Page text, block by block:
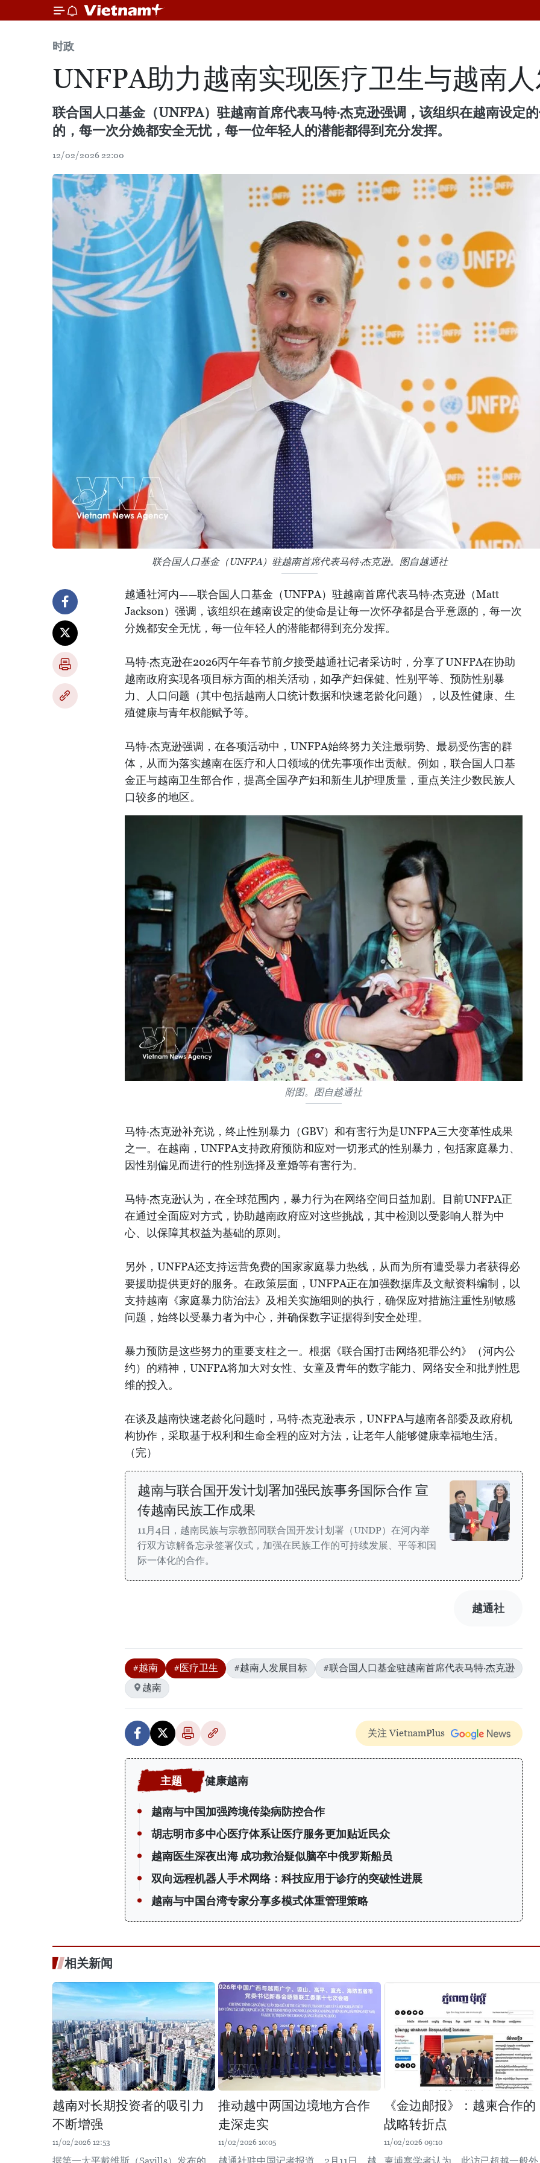
时政
UNFPA助力越南实现医疗卫生与越南
联合国人口基金（UNFPA）驻越南首席代表马特·杰克逊强调，该组织在越南设定
的，每一次分娩都安全无忧，每一位年轻人的潜能都得到充分发挥。
12/02/2026 22:00
联合国人口基金（UNFPA）驻越南首席代表马特·杰克逊。图自越通社
越通社河内——联合国人口基金（UNFPA）驻越南首席代表马特·杰克逊（Matt
Jackson）强调，该组织在越南设定的使命是让每一次怀孕都是合乎意愿的，每一次
分娩都安全无忧，每一位年轻人的潜能都得到充分发挥。
马特·杰克逊在2026丙午年春节前夕接受越通社记者采访时，分享了UNFPA在协助
越南政府实现各项目标方面的相关活动，如孕产妇保健、性别平等、预防性别暴
力、人口问题（其中包括越南人口统计数据和快速老龄化问题），以及性健康、生
殖健康与青年权能赋予等。
马特·杰克逊强调，在各项活动中，UNFPA始终努力关注最弱势、最易受伤害的群
体，从而为落实越南在医疗和人口领域的优先事项作出贡献。例如，联合国人口基
金正与越南卫生部合作，提高全国孕产妇和新生儿护理质量，重点关注少数民族人
口较多的地区。
附图。图自越通社
马特·杰克逊补充说，终止性别暴力（GBV）和有害行为是UNFPA三大变革性成果
之一。在越南，UNFPA支持政府预防和应对一切形式的性别暴力，包括家庭暴力、
因性别偏见而进行的性别选择及童婚等有害行为。
马特·杰克逊认为，在全球范围内，暴力行为在网络空间日益加剧。目前UNFPA正
在通过全面应对方式，协助越南政府应对这些挑战，其中检测以受影响人群为中
心、以保障其权益为基础的原则。
另外，UNFPA还支持运营免费的国家家庭暴力热线，从而为所有遭受暴力者获得必
要援助提供更好的服务。在政策层面，UNFPA正在加强数据库及文献资料编制，以
支持越南《家庭暴力防治法》及相关实施细则的执行，确保应对措施注重性别敏感
问题，始终以受暴力者为中心，并确保数字证据得到安全处理。
暴力预防是这些努力的重要支柱之一。根据《联合国打击网络犯罪公约》（河内公
约）的精神，UNFPA将加大对女性、女童及青年的数字能力、网络安全和批判性思
维的投入。
在谈及越南快速老龄化问题时，马特·杰克逊表示，UNFPA与越南各部委及政府机
构协作，采取基于权利和生命全程的应对方法，让老年人能够健康幸福地生活。
（完）
越南与联合国开发计划署加强民族事务国际合作 宣
传越南民族工作成果
11月4日，越南民族与宗教部同联合国开发计划署（UNDP）在河内举
行双方谅解备忘录签署仪式，加强在民族工作的可持续发展、平等和国
际一体化的合作。
越通社
#越南 #医疗卫生 #越南人发展目标
#联合国人口基金驻越南首席代表马特·杰克逊
越南
关注 VietnamPlus
健康越南
越南与中国加强跨境传染病防控合作
胡志明市多中心医疗体系让医疗服务更加贴近民众
越南医生深夜出海 成功救治疑似脑卒中俄罗斯船员
双向远程机器人手术网络：科技应用于诊疗的突破性进展
越南与中国台湾专家分享多模式体重管理策略
相关新闻
越南对长期投资者的吸引力
不断增强
11/02/2026 12:53
据第一太平戴维斯（Savills）发布的
推动越中两国边境地方合作
走深走实
11/02/2026 10:05
越通社驻中国记者报道，2月11日，越
《金边邮报》：越柬合作的
战略转折点
11/02/2026 09:10
柬埔寨学者认为，此访已超越一般外